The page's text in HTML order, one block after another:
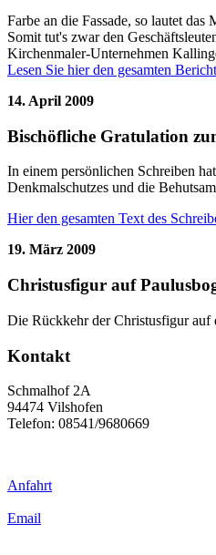
Farbe an die Fassade, so lautet
Somit tut's zwar den
Kirchenmaler-Unternehmen
Lesen Sie hier den gesamten
14. April 2009
Bischöfliche Gratulation
In einem persönlichen Schreiben
Denkmalschutzes und die
Hier den gesamten Text des
19. März 2009
Christusfigur auf
Die Rückkehr der Christusfigur auf
Kontakt
Schmalhof 2A
94474 Vilshofen
Telefon: 08541/9680669
Anfahrt
Email